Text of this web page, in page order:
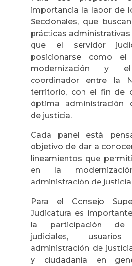
importancia la labor de
Seccionales, que
prácticas administrativas
que el servidor
posicionarse como
modernización y
coordinador entre la
territorio, con el fin de
óptima administración
de justicia.
Cada panel está
objetivo de dar a
lineamientos que
en la
administración de justicia.
Para el Consejo
Judicatura es
la participación de
judiciales,
administración de
y ciudadanía en